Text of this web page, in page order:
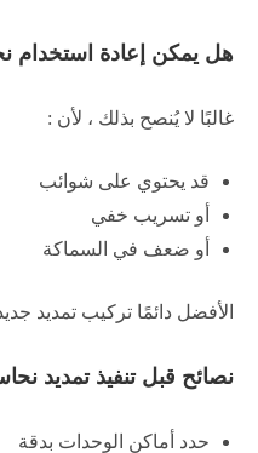
هل يمكن إعادة استخدام
غالبًا لا يُنصح بذلك ، لأن :
قد يحتوي على شوائب
أو تسريب خفي
أو ضعف في السماكة
الأفضل دائمًا تركيب تمديد
نصائح قبل تنفيذ تمديد
حدد أماكن الوحدات بدقة